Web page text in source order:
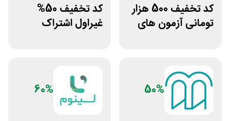
کد تخفیف 500 هزار
تومانی آزمون های
کد تخفیف 50%
غیراول اشتراک
50%
60%